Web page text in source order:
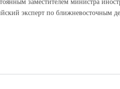
эксперт по ближневосточным